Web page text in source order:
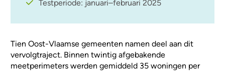
Testperiode: januari–februari 2025
Tien Oost-Vlaamse gemeenten namen deel aan dit
vervolgtraject. Binnen twintig afgebakende
meetperimeters werden gemiddeld 35 woningen per